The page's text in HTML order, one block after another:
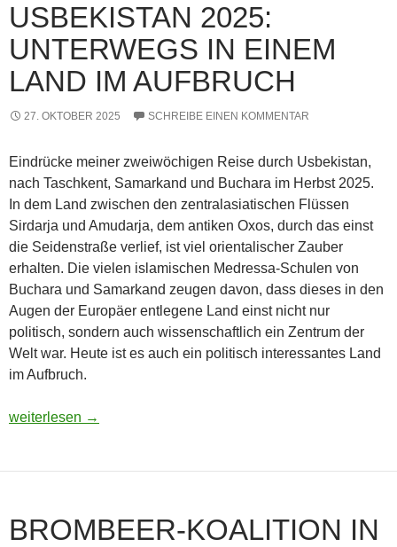
USBEKISTAN 2025:
UNTERWEGS IN EINEM
LAND IM AUFBRUCH
27. OKTOBER 2025 SCHREIBE EINEN KOMMENTAR
Eindrücke meiner zweiwöchigen Reise durch Usbekistan,
nach Taschkent, Samarkand und Buchara im Herbst 2025.
In dem Land zwischen den zentralasiatischen Flüssen
Sirdarja und Amudarja, dem antiken Oxos, durch das einst
die Seidenstraße verlief, ist viel orientalischer Zauber
erhalten. Die vielen islamischen Medressa-Schulen von
Buchara und Samarkand zeugen davon, dass dieses in den
Augen der Europäer entlegene Land einst nicht nur
politisch, sondern auch wissenschaftlich ein Zentrum der
Welt war. Heute ist es auch ein politisch interessantes Land
im Aufbruch.
Usbekistan 2025: Unterwegs in einem Land im Aufbruch
weiterlesen →
BROMBEER-KOALITION IN